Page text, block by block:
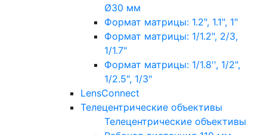
Ø30 мм
Формат матрицы: 1.2", 1.1", 1"
Формат матрицы: 1/1.2", 2/3,
1/1.7"
Формат матрицы: 1/1.8'', 1/2",
1/2.5", 1/3"
LensConnect
Телецентрические объективы
Телецентрические объективы